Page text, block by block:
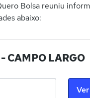
Bolsa reuniu
abaixo:
CAMPO LARGO